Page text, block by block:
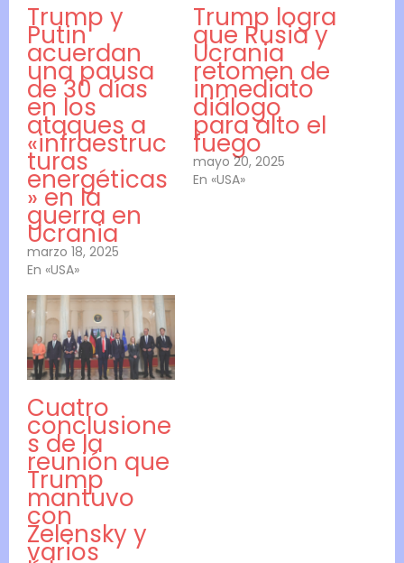
Trump y
Putin
acuerdan
una pausa
de 30 días
en los
ataques a
«infraestruc
turas
energéticas
» en la
guerra en
Ucrania
marzo 18, 2025
En «USA»
Trump logra
que Rusia y
Ucrania
retomen de
inmediato
diálogo
para alto el
fuego
mayo 20, 2025
En «USA»
Cuatro
conclusione
s de la
reunión que
Trump
mantuvo
con
Zelensky y
varios